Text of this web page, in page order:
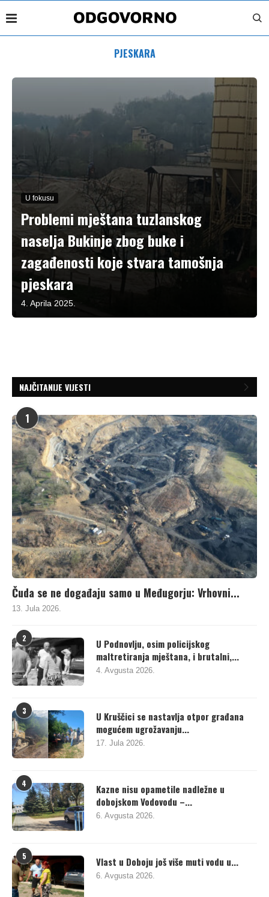
PJESKARA
U fokusu
Problemi mještana tuzlanskog
naselja Bukinje zbog buke i
zagađenosti koje stvara tamošnja
pjeskara
4. Aprila 2025.
NAJČITANIJE VIJESTI
1
Čuda se ne događaju samo u Međugorju: Vrhovni...
13. Jula 2026.
2
U Podnovlju, osim policijskog
maltretiranja mještana, i brutalni,...
4. Avgusta 2026.
3
U Kruščici se nastavlja otpor građana
mogućem ugrožavanju...
17. Jula 2026.
4
Kazne nisu opametile nadležne u
dobojskom Vodovodu –...
6. Avgusta 2026.
5 Vlast u Doboju još više muti vodu u...
6. Avgusta 2026.